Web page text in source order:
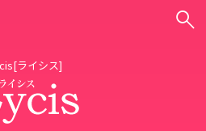
ライシス]